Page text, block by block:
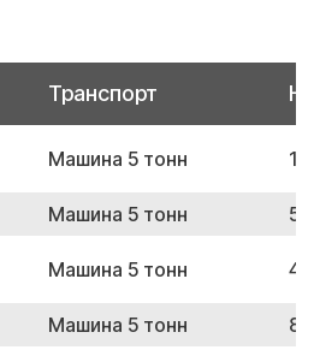
Транспорт
Машина 5 тонн
Машина 5 тонн
Машина 5 тонн
Машина 5 тонн